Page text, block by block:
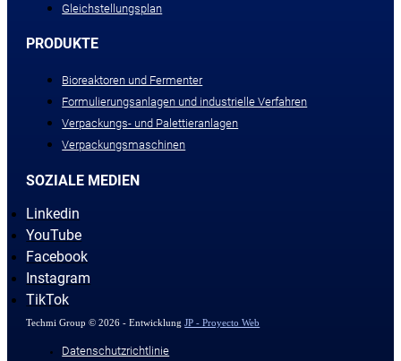
Gleichstellungsplan
PRODUKTE
Bioreaktoren und Fermenter
Formulierungsanlagen und industrielle Verfahren
Verpackungs- und Palettieranlagen
Verpackungsmaschinen
SOZIALE MEDIEN
Linkedin
YouTube
Facebook
Instagram
TikTok
Techmi Group © 2026 - EntwicklungJP - Proyecto Web
Datenschutzrichtlinie